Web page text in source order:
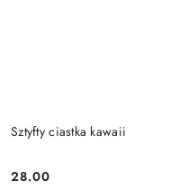
Sztyfty ciastka kawaii
28.00